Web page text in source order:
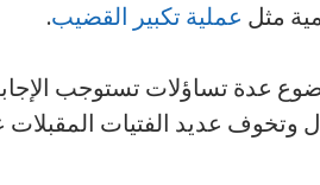
مثل عملية تكبير القضيب.
عدة تساؤلات تستوجب
وتخوف عديد الفتيات